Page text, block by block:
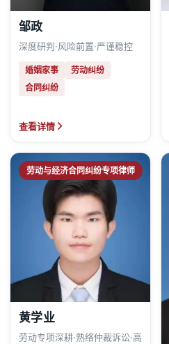
邹政
深度研判·风险前置·严谨稳控
婚姻家事
劳动纠纷
合同纠纷
查看详情
劳动与经济合同纠纷专项律师
黄学业
劳动专项深耕·熟络仲裁诉讼·高